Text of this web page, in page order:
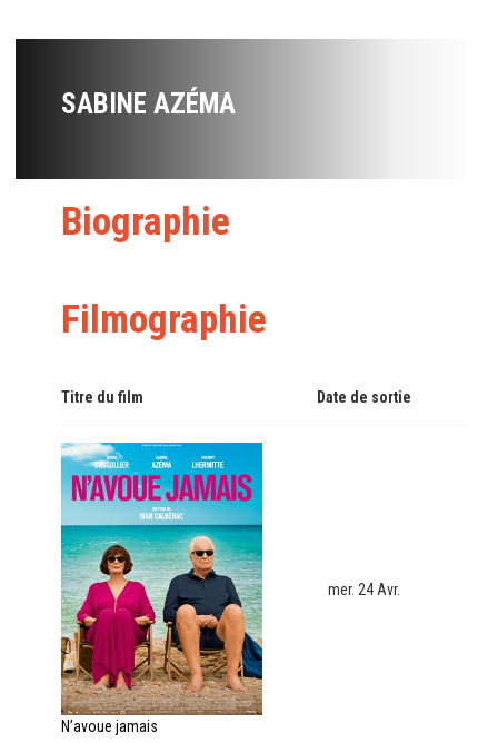
SABINE AZÉMA
Biographie
Filmographie
Titre du film Date de sortie
N’avoue jamais
mer. 24 Avr.